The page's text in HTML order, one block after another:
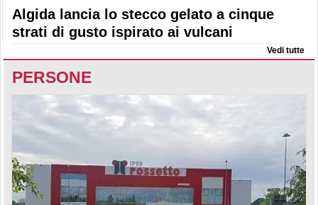
Algida lancia lo stecco gelato a cinque
strati di gusto ispirato ai vulcani
Vedi tutte
PERSONE